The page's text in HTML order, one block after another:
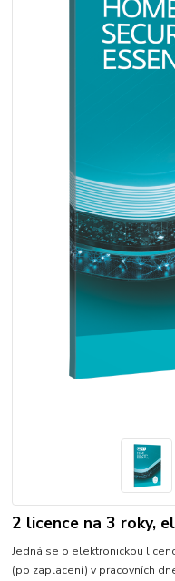
2 licence na 3 roky,
Jedná se o elektronickou
(po zaplacení) v pracovních